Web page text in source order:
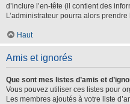
d’inclure l’en-tête (il contient des
L’administrateur pourra alors
Haut
Amis et ignorés
Que sont mes listes d’amis et
Vous pouvez utiliser ces listes pour
Les membres ajoutés à votre liste